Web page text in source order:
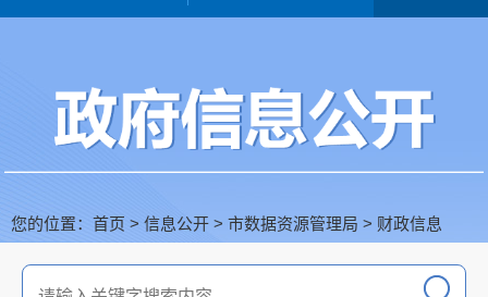
您的位置： 首页 > 信息公开 > 市数据资源管理局 > 财政信息